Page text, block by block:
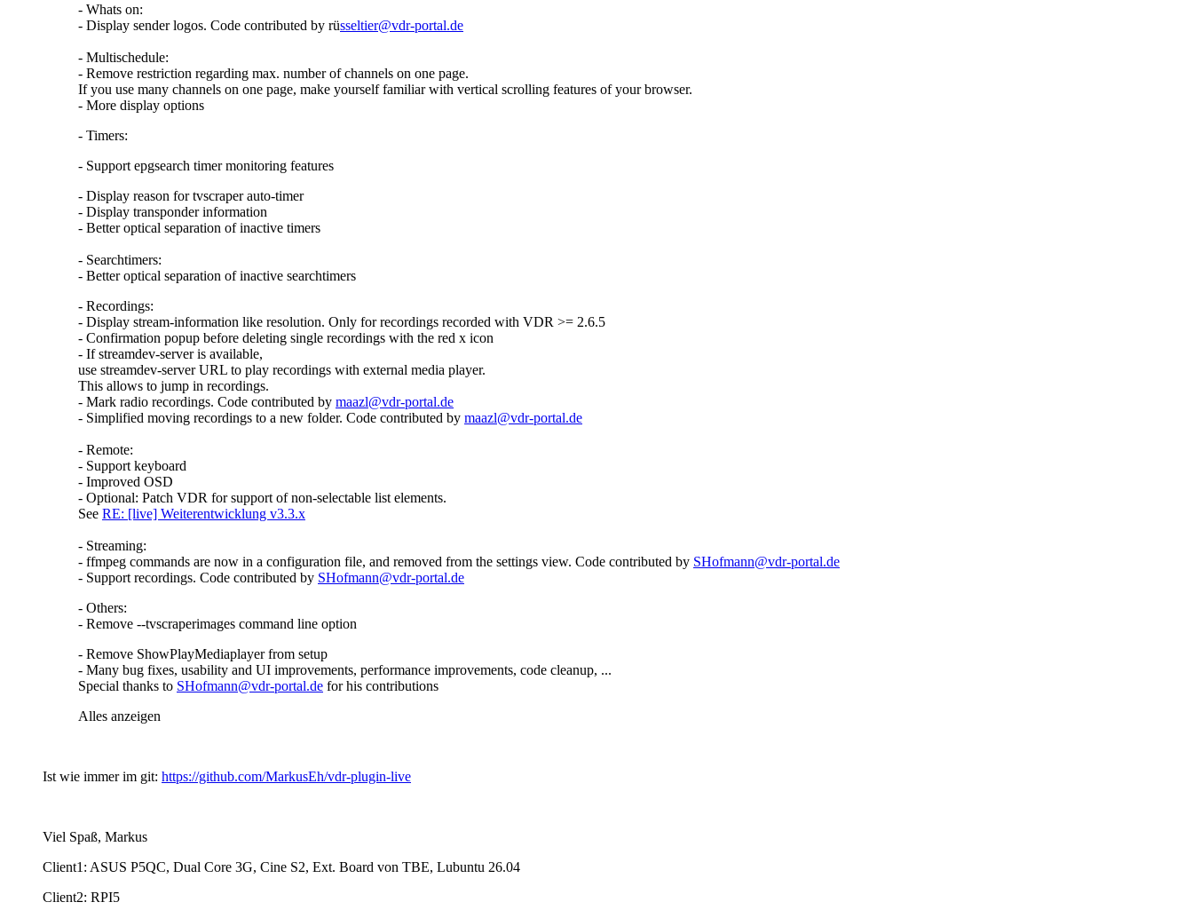
- Whats on:
- Display sender logos. Code contributed by rüsseltier@vdr-portal.de
- Multischedule:
- Remove restriction regarding max. number of channels on one page.
If you use many channels on one page, make yourself familiar with vertical scrolling features of your browser.
- More display options
- Timers:
- Support epgsearch timer monitoring features
- Display reason for tvscraper auto-timer
- Display transponder information
- Better optical separation of inactive timers
- Searchtimers:
- Better optical separation of inactive searchtimers
- Recordings:
- Display stream-information like resolution. Only for recordings recorded with VDR >= 2.6.5
- Confirmation popup before deleting single recordings with the red x icon
- If streamdev-server is available,
use streamdev-server URL to play recordings with external media player.
This allows to jump in recordings.
- Mark radio recordings. Code contributed by maazl@vdr-portal.de
- Simplified moving recordings to a new folder. Code contributed by maazl@vdr-portal.de
- Remote:
- Support keyboard
- Improved OSD
- Optional: Patch VDR for support of non-selectable list elements.
See RE: [live] Weiterentwicklung v3.3.x
- Streaming:
- ffmpeg commands are now in a configuration file, and removed from the settings view. Code contributed by SHofmann@vdr-portal.de
- Support recordings. Code contributed by SHofmann@vdr-portal.de
- Others:
- Remove --tvscraperimages command line option
- Remove ShowPlayMediaplayer from setup
- Many bug fixes, usability and UI improvements, performance improvements, code cleanup, ...
Special thanks to SHofmann@vdr-portal.de for his contributions
Alles anzeigen
Ist wie immer im git: https://github.com/MarkusEh/vdr-plugin-live
Viel Spaß, Markus
Client1: ASUS P5QC, Dual Core 3G, Cine S2, Ext. Board von TBE, Lubuntu 26.04
Client2: RPI5